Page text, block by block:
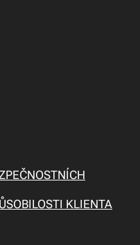
KLIENTA